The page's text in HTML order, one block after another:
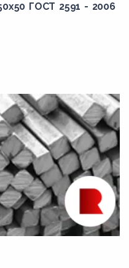
ГОСТ 2591 - 2006